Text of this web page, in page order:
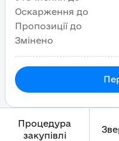
Процедура
закупівлі
Оскарження до
Пропозиції до
Змінено